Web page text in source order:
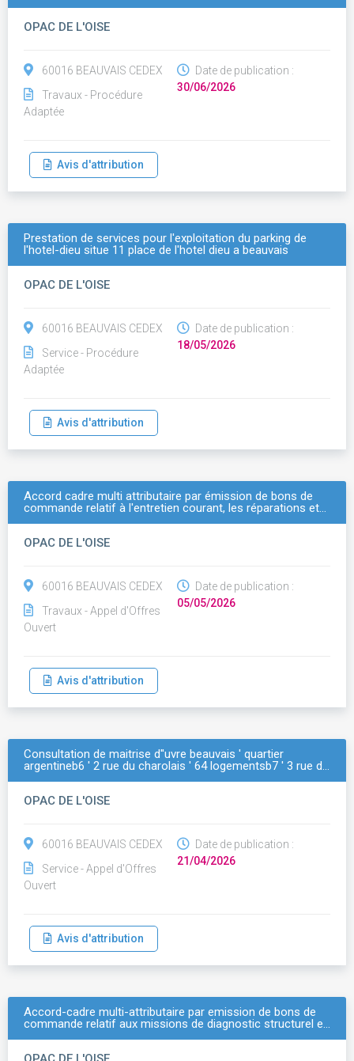
OPAC DE L'OISE
60016 BEAUVAIS CEDEX
Travaux - Procédure
Adaptée
Date de publication :
30/06/2026
Avis d'attribution
Prestation de services pour l'exploitation du parking de
l'hotel-dieu situe 11 place de l'hotel dieu a beauvais
OPAC DE L'OISE
60016 BEAUVAIS CEDEX
Service - Procédure
Adaptée
Date de publication :
18/05/2026
Avis d'attribution
Accord cadre multi attributaire par émission de bons de
commande relatif à l'entretien courant, les réparations et…
OPAC DE L'OISE
60016 BEAUVAIS CEDEX
Travaux - Appel d'Offres
Ouvert
Date de publication :
05/05/2026
Avis d'attribution
Consultation de maitrise d''uvre beauvais ' quartier
argentineb6 ' 2 rue du charolais ' 64 logementsb7 ' 3 rue d…
OPAC DE L'OISE
60016 BEAUVAIS CEDEX
Service - Appel d'Offres
Ouvert
Date de publication :
21/04/2026
Avis d'attribution
Accord-cadre multi-attributaire par emission de bons de
commande relatif aux missions de diagnostic structurel e…